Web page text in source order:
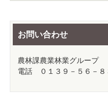
お問い合わせ
農林課農業林業グループ
電話 ０１３９－５６－８